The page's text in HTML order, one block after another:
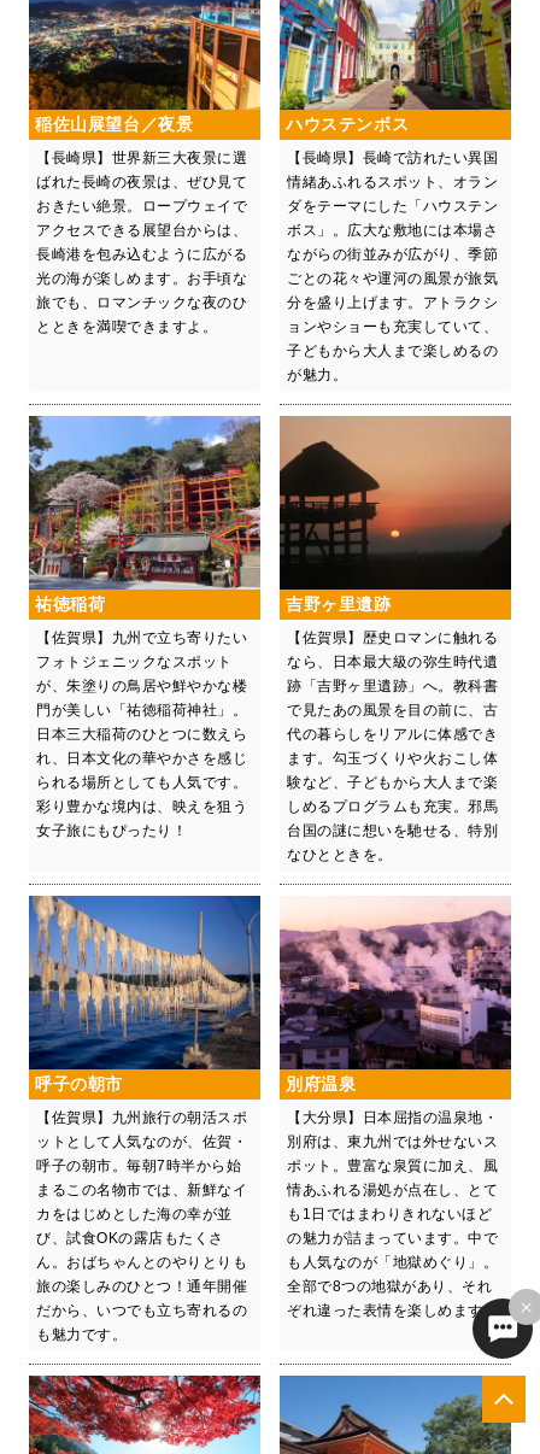
稲佐山展望台／夜景
【長崎県】世界新三大夜景に選
ばれた長崎の夜景は、ぜひ見て
おきたい絶景。ロープウェイで
アクセスできる展望台からは、
長崎港を包み込むように広がる
光の海が楽しめます。お手頃な
旅でも、ロマンチックな夜のひ
とときを満喫できますよ。
ハウステンボス
【長崎県】長崎で訪れたい異国
情緒あふれるスポット、オラン
ダをテーマにした「ハウステン
ボス」。広大な敷地には本場さ
ながらの街並みが広がり、季節
ごとの花々や運河の風景が旅気
分を盛り上げます。アトラクシ
ョンやショーも充実していて、
子どもから大人まで楽しめるの
が魅力。
祐徳稲荷
【佐賀県】九州で立ち寄りたい
フォトジェニックなスポット
が、朱塗りの鳥居や鮮やかな楼
門が美しい「祐徳稲荷神社」。
日本三大稲荷のひとつに数えら
れ、日本文化の華やかさを感じ
られる場所としても人気です。
彩り豊かな境内は、映えを狙う
女子旅にもぴったり！
吉野ヶ里遺跡
【佐賀県】歴史ロマンに触れる
なら、日本最大級の弥生時代遺
跡「吉野ヶ里遺跡」へ。教科書
で見たあの風景を目の前に、古
代の暮らしをリアルに体感でき
ます。勾玉づくりや火おこし体
験など、子どもから大人まで楽
しめるプログラムも充実。邪馬
台国の謎に想いを馳せる、特別
なひとときを。
呼子の朝市
【佐賀県】九州旅行の朝活スポ
ットとして人気なのが、佐賀・
呼子の朝市。毎朝7時半から始
まるこの名物市では、新鮮なイ
カをはじめとした海の幸が並
び、試食OKの露店もたくさ
ん。おばちゃんとのやりとりも
旅の楽しみのひとつ！通年開催
だから、いつでも立ち寄れるの
も魅力です。
別府温泉
【大分県】日本屈指の温泉地・
別府は、東九州では外せないス
ポット。豊富な泉質に加え、風
情あふれる湯処が点在し、とて
も1日ではまわりきれないほど
の魅力が詰まっています。中で
も人気なのが「地獄めぐり」。
全部で8つの地獄があり、それ
ぞれ違った表情を楽しめます。
×